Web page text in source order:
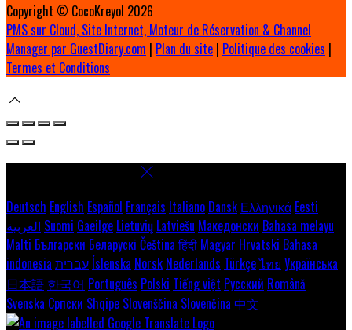
Copyright © CocoKreyol 2026
PMS sur Cloud, Site Internet, Moteur de Réservation & Channel
Manager par GuestDiary.com | Plan du site | Politique des cookies |
Termes et Conditions
Deutsch English Español Français Italiano Dansk Ελληνικά Eesti
العربية Suomi Gaeilge Lietuvių Latviešu Македонски Bahasa melayu
Malti Български Беларускі Čeština हिंदी Magyar Hrvatski Bahasa
indonesia עברית Íslenska Norsk Nederlands Türkçeไทย Українська
日本語 한국어 Português Polski Tiếng việt Русский Română
Svenska Српски Shqipe Slovenščina Slovenčina 中文